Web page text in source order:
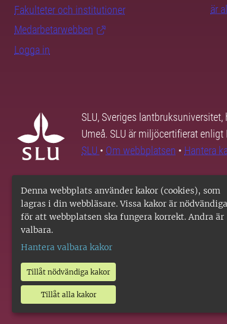
Denna webbplats använder kakor (cookies), som
lagras i din webbläsare. Vissa kakor är nödvändiga
för att webbplatsen ska fungera korrekt. Andra är
valbara.
Hantera valbara kakor
Tillåt nödvändiga kakor
Tillåt alla kakor
Fakulteter och institutioner
Medarbetarwebben
Logga in
är
SLU, Sveriges
Umeå. SLU är miljöcertifierat
SLU • Om webbplatsen • Hantera